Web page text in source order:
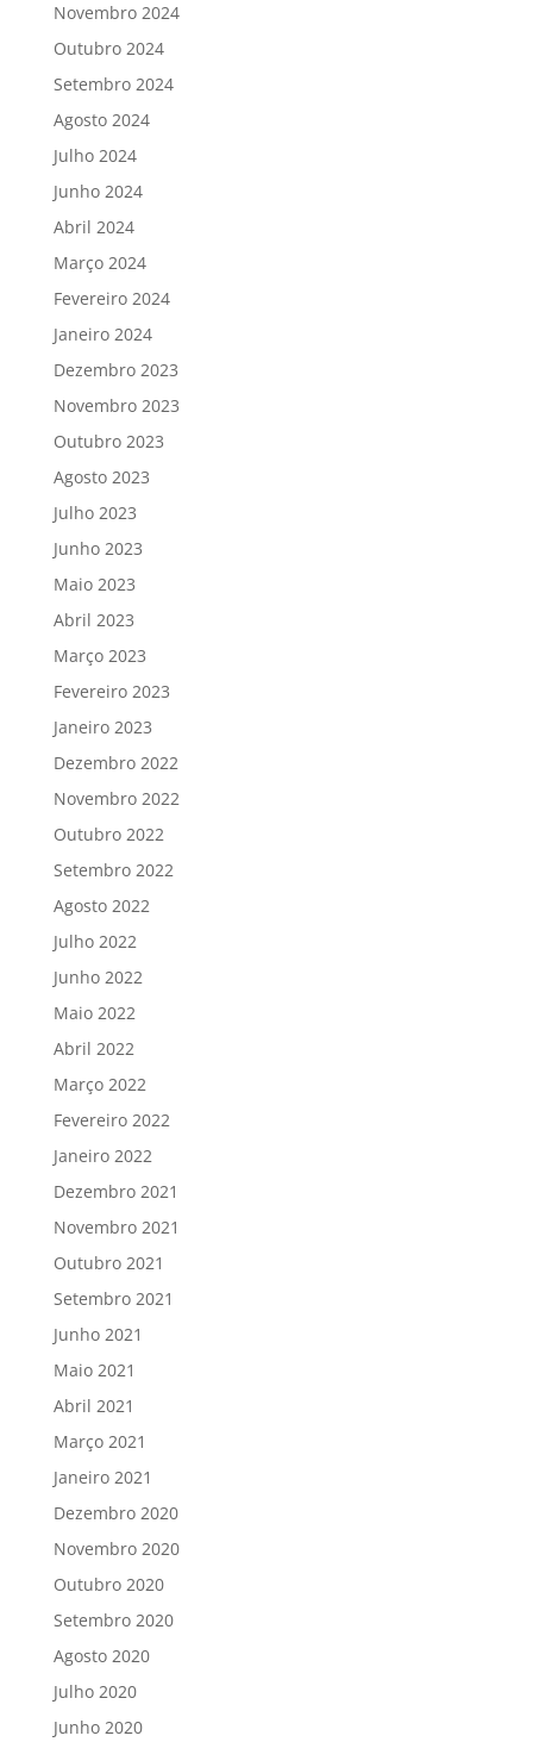
Novembro 2024
Outubro 2024
Setembro 2024
Agosto 2024
Julho 2024
Junho 2024
Abril 2024
Março 2024
Fevereiro 2024
Janeiro 2024
Dezembro 2023
Novembro 2023
Outubro 2023
Agosto 2023
Julho 2023
Junho 2023
Maio 2023
Abril 2023
Março 2023
Fevereiro 2023
Janeiro 2023
Dezembro 2022
Novembro 2022
Outubro 2022
Setembro 2022
Agosto 2022
Julho 2022
Junho 2022
Maio 2022
Abril 2022
Março 2022
Fevereiro 2022
Janeiro 2022
Dezembro 2021
Novembro 2021
Outubro 2021
Setembro 2021
Junho 2021
Maio 2021
Abril 2021
Março 2021
Janeiro 2021
Dezembro 2020
Novembro 2020
Outubro 2020
Setembro 2020
Agosto 2020
Julho 2020
Junho 2020